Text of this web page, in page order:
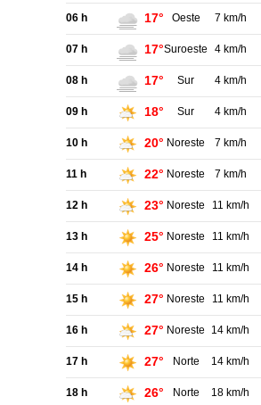
06 h 17° Oeste 7 km/h
07 h 17°Suroeste 4 km/h
08 h 17° Sur 4 km/h
09 h 18° Sur 4 km/h
10 h 20° Noreste 7 km/h
11 h 22° Noreste 7 km/h
12 h 23° Noreste 11 km/h
13 h 25° Noreste 11 km/h
14 h 26° Noreste 11 km/h
15 h 27° Noreste 11 km/h
16 h 27° Noreste 14 km/h
17 h 27° Norte 14 km/h
18 h 26° Norte 18 km/h